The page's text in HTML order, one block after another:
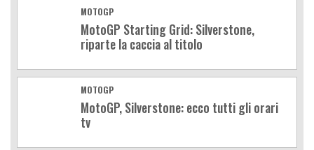
MOTOGP
MotoGP Starting Grid: Silverstone,
riparte la caccia al titolo
MOTOGP
MotoGP, Silverstone: ecco tutti gli orari
tv